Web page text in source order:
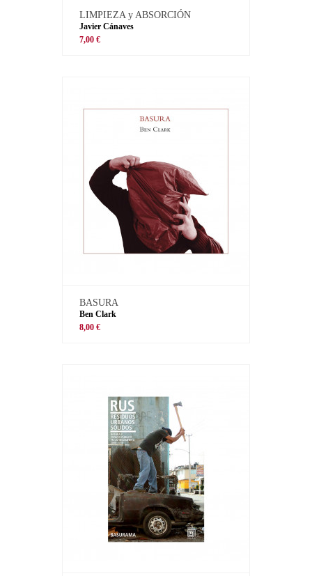
LIMPIEZA y ABSORCIÓN
Javier Cánaves
7,00 €
BASURA
Ben Clark
8,00 €